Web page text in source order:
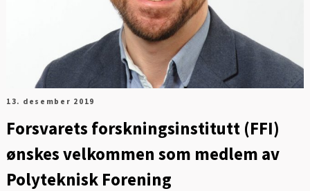
13. desember 2019
Forsvarets forskningsinstitutt (FFI)
ønskes velkommen som medlem av
Polyteknisk Forening